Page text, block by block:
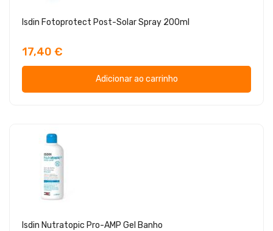
Isdin Fotoprotect Post-Solar Spray 200ml
17,40 €
Adicionar ao carrinho
Isdin Nutratopic Pro-AMP Gel Banho